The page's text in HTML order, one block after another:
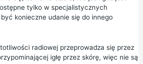
tylko w specjalistycznych
konieczne udanie się do innego
radiowej przeprowadza się przez
igłę przez skórę, więc nie są